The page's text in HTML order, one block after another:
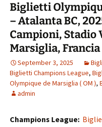
Biglietti
– Atalanta BC,
Campioni, Stadio
Marsiglia, Francia
September 3, 2025
Biglietti Champions League,
Olympique de Marsiglia ( OM ),
admin
Champions League: